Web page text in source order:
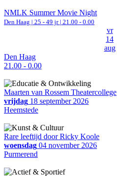
NMLK Summer Movie Night
Den Haag | 25 - 49 jr | 21.00 - 0.00
vr
14
aug
Den Haag
21.00 - 0.00
Maarten van Rossem Theatercollege
vrijdag 18 september 2026
Heemstede
Rare leeftijd door Ricky Koole
woensdag 04 november 2026
Purmerend